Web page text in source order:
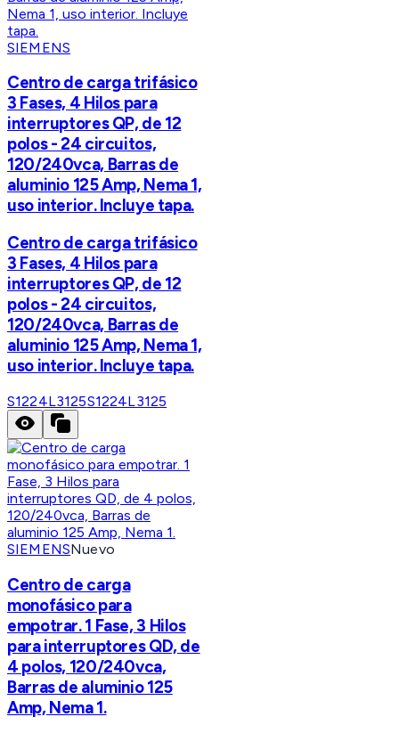
SIEMENS
Centro de carga trifásico
3 Fases, 4 Hilos para
interruptores QP, de 12
polos - 24 circuitos,
120/240vca, Barras de
aluminio 125 Amp, Nema 1,
uso interior. Incluye tapa.
Centro de carga trifásico
3 Fases, 4 Hilos para
interruptores QP, de 12
polos - 24 circuitos,
120/240vca, Barras de
aluminio 125 Amp, Nema 1,
uso interior. Incluye tapa.
S1224L3125S1224L3125
SIEMENSNuevo
Centro de carga
monofásico para
empotrar. 1 Fase, 3 Hilos
para interruptores QD, de
4 polos, 120/240vca,
Barras de aluminio 125
Amp, Nema 1.